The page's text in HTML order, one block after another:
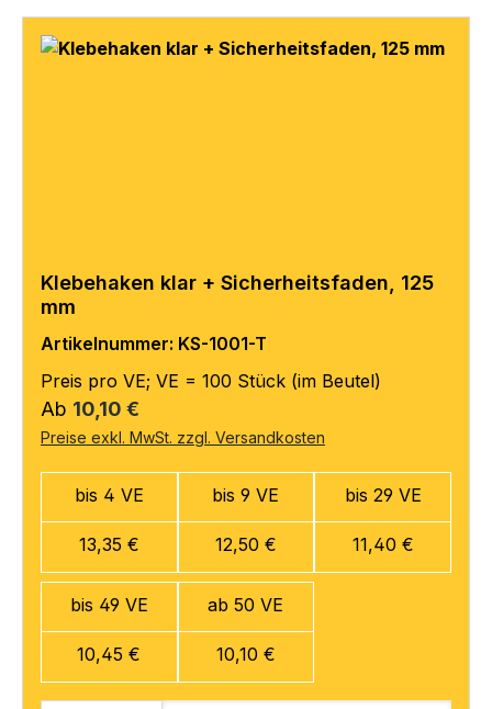
Klebehaken klar + Sicherheitsfaden, 125
mm
Artikelnummer: KS-1001-T
Preis pro VE; VE = 100 Stück (im Beutel)
Regulärer Preis:
Ab 10,10 €
Preise exkl. MwSt. zzgl. Versandkosten
bis 4 VE
13,35 €
bis 9 VE
12,50 €
bis 29 VE
11,40 €
bis 49 VE
10,45 €
ab 50 VE
10,10 €